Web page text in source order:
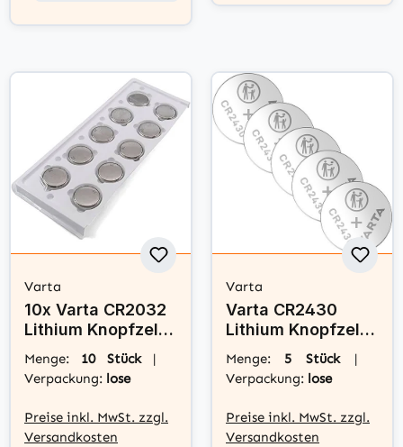
Varta
10x Varta CR2032
Lithium Knopfzelle
3V Batterie
Menge: 10 Stück |
Verpackung: lose
Preise inkl. MwSt. zzgl.
Versandkosten
Varta
Varta CR2430
Lithium Knopfzelle
3V Batterie 5er
Bulk
Menge: 5 Stück |
Verpackung: lose
Preise inkl. MwSt. zzgl.
Versandkosten